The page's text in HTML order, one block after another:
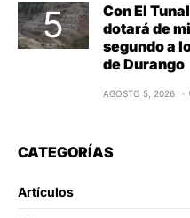
Con El
dotará de
segundo a
de Durango
AGOSTO 5, 2026
CATEGORÍAS
Artículos